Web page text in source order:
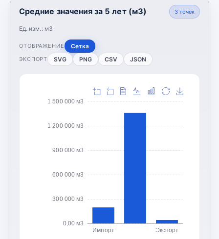
Средние значения за 5 лет (м3)
Ед. изм.: м3
3точек
ОТОБРАЖЕНИЕ Сетка
ЭКСПОРТ SVG PNG CSV JSON
0,00 м3
300 000 м3
600 000 м3
900 000 м3
1 200 000 м3
1 500 000 м3
Импорт Экспорт